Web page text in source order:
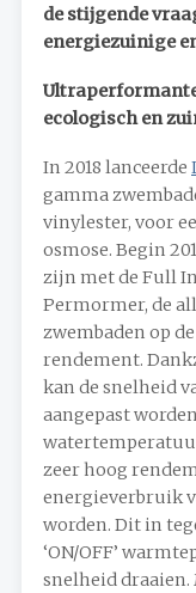
de stijgende
energiezuinige
ecologisch en
In 2018 lanceerde
gamma
vinylester, voor
osmose. Begin
zijn met de Full
Permormer, de
zwembaden op
rendement.
kan de snelheid
aangepast
zeer hoog
energieverbruik
worden. Dit in
‘ON/OFF’
snelheid